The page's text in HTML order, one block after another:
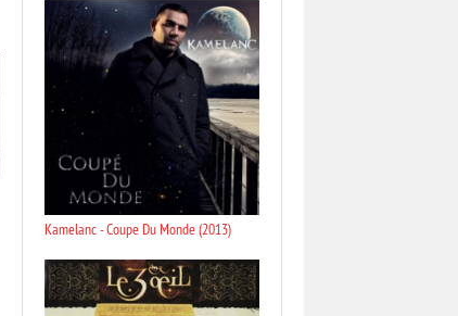
Kamelanc - Coupe Du Monde (2013)